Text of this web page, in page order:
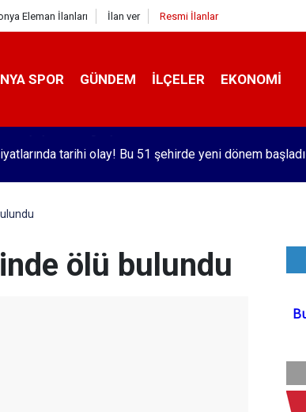
Eleman İlanları İlan ver Resmi İlanlar
SPOR GÜNDEM İLÇELER EKONOMI
tarihi olay! Bu 51 şehirde yeni dönem başladı
ölü bulundu